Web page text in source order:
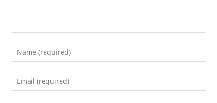
Enter
your
name
Enter
your